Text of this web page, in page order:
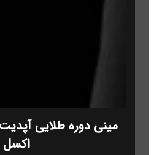
مینی دوره طلایی آپدیت
اکسل